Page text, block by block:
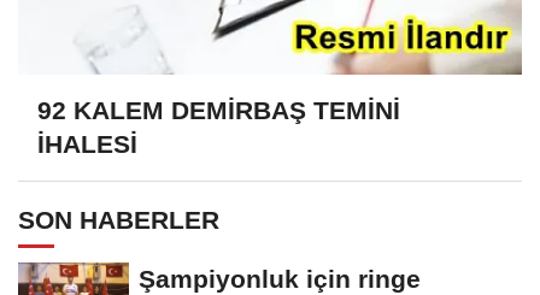
92 KALEM DEMİRBAŞ TEMİNİ
İHALESİ
SON HABERLER
Şampiyonluk için ringe